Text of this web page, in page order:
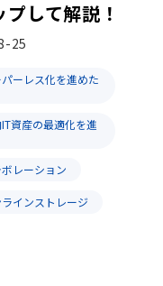
プして解説！
25
ーレス化を進めた
資産の最適化を進
レーション
インストレージ